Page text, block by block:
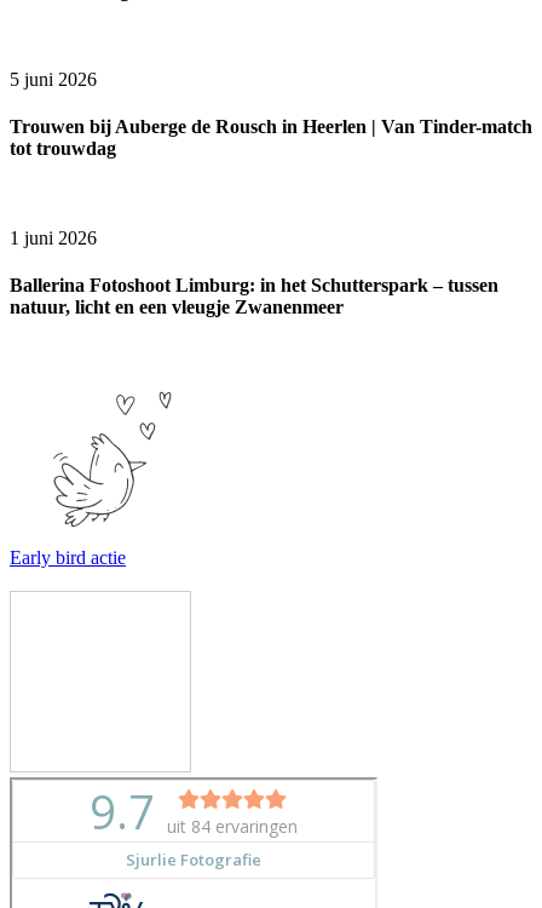
5 juni 2026
Trouwen bij Auberge de Rousch in Heerlen | Van Tinder-match
tot trouwdag
1 juni 2026
Ballerina Fotoshoot Limburg: in het Schutterspark – tussen
natuur, licht en een vleugje Zwanenmeer
Early bird actie